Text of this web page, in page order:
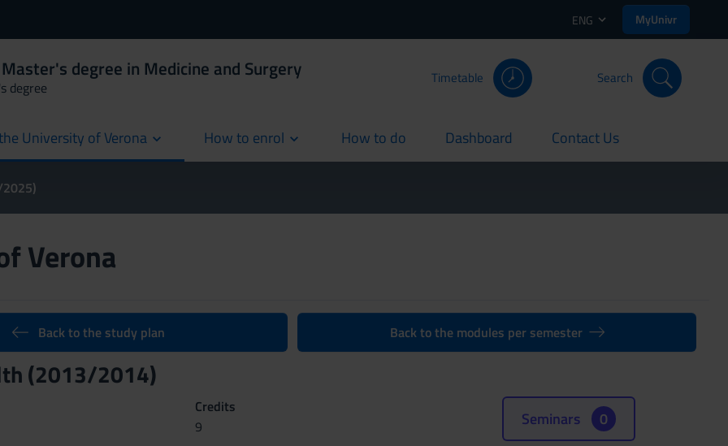
ENG MyUnivr
degree in Medicine and Surgery
degree
Timetable Search
University of Verona How to enrol How to do
current Dashboard
current Contact Us
current
Verona
Back to the study plan Back to the modules per semester
(2013/2014)
Credits
9
Seminars 0